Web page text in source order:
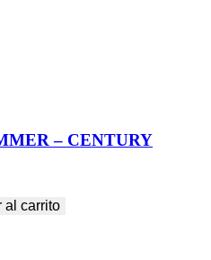
– CENTURY
al carrito